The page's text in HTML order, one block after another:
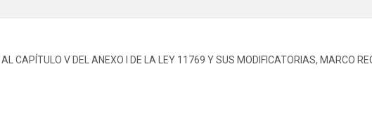
CAPÍTULO V DEL ANEXO I DE LA LEY 11769 Y SUS MODIFICATORIAS, MARCO